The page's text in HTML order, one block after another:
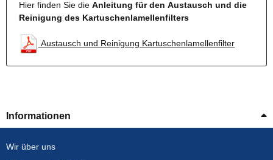
Hier finden Sie die Anleitung für den Austausch und die
Reinigung des Kartuschenlamellenfilters
Austausch und Reinigung Kartuschenlamellenfilter
Informationen
Wir über uns